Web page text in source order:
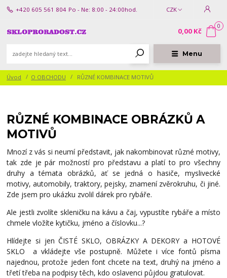
Menu
CZK
+420 605 561 804 Po - Ne: 8:00 - 24:00hod.
0
0,00 Kč
Úvod O OBCHODU RŮZNÉ KOMBINACE MOTIVŮ
RŮZNÉ KOMBINACE OBRÁZKŮ A
MOTIVŮ
Mnozí z vás si neumí představit, jak nakombinovat různé motivy,
tak zde je pár možností pro představu a platí to pro všechny
druhy a témata obrázků, ať se jedná o hasiče, myslivecké
motivy, automobily, traktory, pejsky, znamení zvěrokruhu, či jiné.
Zde jsem pro ukázku zvolil dárek pro rybáře.
Ale jestli zvolíte skleničku na kávu a čaj, vypustíte rybáře a místo
chmele vložíte kytičku, jméno a číslovku...?
Hlídejte si jen ČISTÉ SKLO, OBRÁZKY A DEKORY a HOTOVÉ
SKLO a vkládejte vše postupně. Můžete i více fontů písma
najednou, protože jeden font chcete na text, druhý na jméno a
třetí třeba na podpisy těch, kdo oslavenci půjdou gratulovat.